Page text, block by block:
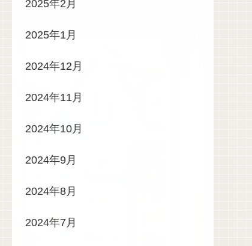
2025年2月
2025年1月
2024年12月
2024年11月
2024年10月
2024年9月
2024年8月
2024年7月